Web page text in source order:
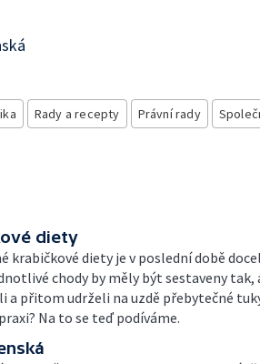
Rady a recepty Právní rady
diety
krabičkové diety je v poslední době
chody by měly být sestaveny tak,
a přitom udrželi na uzdě přebytečné
Na to se teď podíváme.